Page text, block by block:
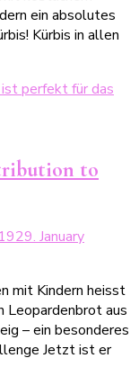
ein absolutes
Kürbis in allen
to
29. January
mit Kindern heisst
Leopardenbrot aus
– ein besonderes
Jetzt ist er